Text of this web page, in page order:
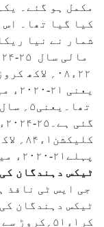
کیا گیا تھا۔
شمار نے نیا
پہلے۲۱-۲۰۲۰ء میں صرف ۹۵؍ ہزار کروڑ روپے تھا۔
ٹیکس دہندگان